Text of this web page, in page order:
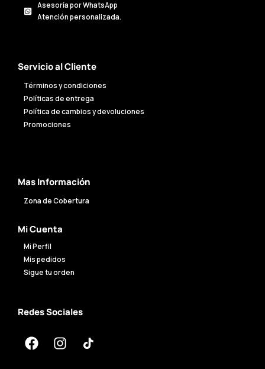
Asesoría por WhatsApp
Atención personalizada.
Servicio al Cliente
Términos y condiciones
Políticas de entrega
Política de cambios y devoluciones
Promociones
Mas Información
Zona de Cobertura
Mi Cuenta
Mi Perfil
Mis pedidos
Sigue tu orden
Redes Sociales